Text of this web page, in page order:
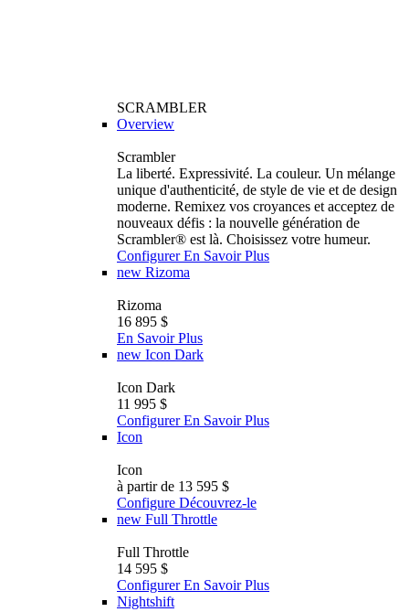
SCRAMBLER
Overview
Scrambler
La liberté. Expressivité. La couleur. Un mélange
unique d'authenticité, de style de vie et de design
moderne. Remixez vos croyances et acceptez de
nouveaux défis : la nouvelle génération de
Scrambler®️ est là. Choisissez votre humeur.
Configurer En Savoir Plus
new Rizoma
Rizoma
16 895 $
En Savoir Plus
new Icon Dark
Icon Dark
11 995 $
Configurer En Savoir Plus
Icon
Icon
à partir de 13 595 $
Configure Découvrez-le
new Full Throttle
Full Throttle
14 595 $
Configurer En Savoir Plus
Nightshift